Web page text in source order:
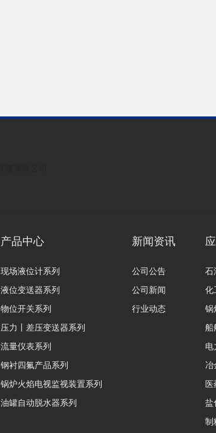
产品中心
现场液位计系列
液位变送器系列
物位开关系列
压力丨差压变送器系列
流量仪表系列
钢衬四氟产品系列
锅炉火焰电视监视装置系列
油罐自动脱水器系列
新闻资讯
公司公告
公司新闻
行业动态
石
化
锅
船
电
冶
医
盐
制